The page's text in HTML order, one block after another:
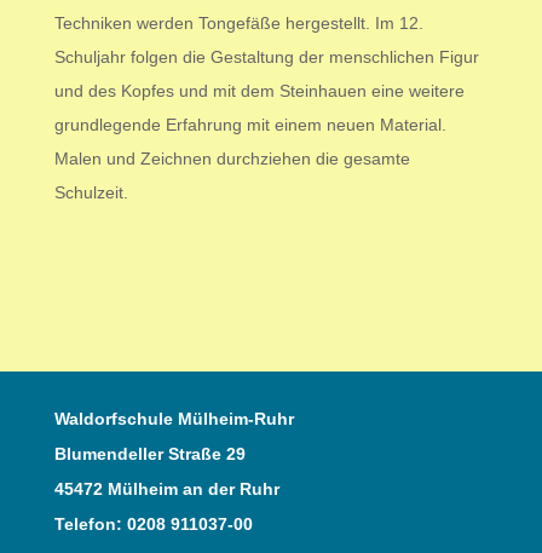
Techniken werden Tongefäße hergestellt. Im 12.
Schuljahr folgen die Gestaltung der menschlichen Figur
und des Kopfes und mit dem Steinhauen eine weitere
grundlegende Erfahrung mit einem neuen Material.
Malen und Zeichnen durchziehen die gesamte
Schulzeit.
Waldorfschule Mülheim-Ruhr
Blumendeller Straße 29
45472 Mülheim an der Ruhr
Telefon: 0208 911037-00